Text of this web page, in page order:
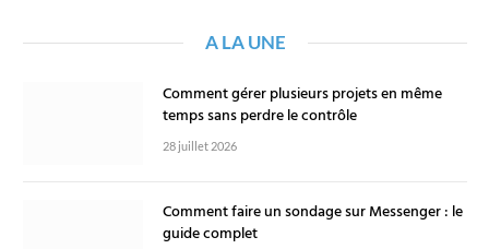
A LA UNE
Comment gérer plusieurs projets en même
temps sans perdre le contrôle
28 juillet 2026
Comment faire un sondage sur Messenger : le
guide complet